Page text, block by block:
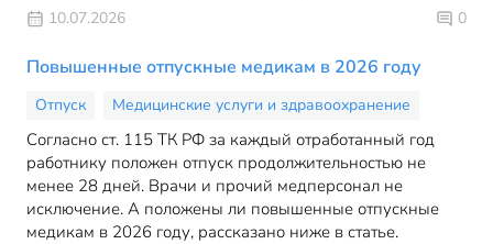
10.07.2026 0
Повышенные отпускные медикам в 2026 году
Отпуск Медицинские услуги и здравоохранение
Согласно ст. 115 ТК РФ за каждый отработанный год
работнику положен отпуск продолжительностью не
менее 28 дней. Врачи и прочий медперсонал не
исключение. А положены ли повышенные отпускные
медикам в 2026 году, рассказано ниже в статье.